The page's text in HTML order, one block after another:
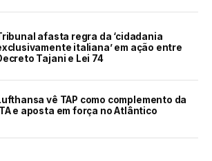
afasta regra da ‘cidadania
italiana’ em ação entre
Tajani e Lei 74
vê TAP como complemento da
ITA e aposta em força no Atlântico